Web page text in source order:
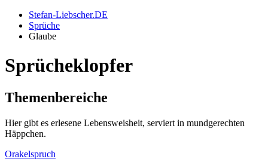
Stefan-Liebscher.DE
Sprüche
Glaube
Sprücheklopfer
Themenbereiche
Hier gibt es erlesene Lebensweisheit, serviert in mundgerechten
Häppchen.
Orakelspruch